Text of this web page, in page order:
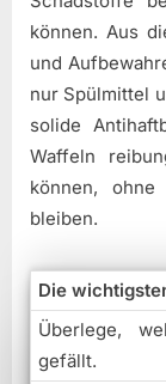
können. Aus
und
nur Spülmittel
solide
Waffeln
können,
bleiben.
Die
Überlege,
gefällt.